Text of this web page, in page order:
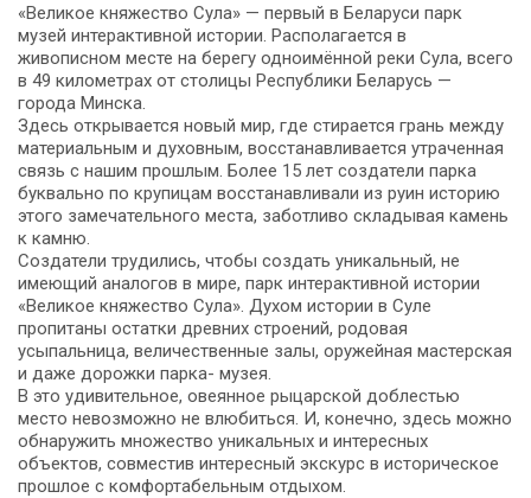
«Великое княжество Сула» — первый в Беларуси парк
музей интерактивной истории. Располагается в
живописном месте на берегу одноимённой реки Сула, всего
в 49 километрах от столицы Республики Беларусь —
города Минска.
Здесь открывается новый мир, где стирается грань между
материальным и духовным, восстанавливается утраченная
связь с нашим прошлым. Более 15 лет создатели парка
буквально по крупицам восстанавливали из руин историю
этого замечательного места, заботливо складывая камень
к камню.
Создатели трудились, чтобы создать уникальный, не
имеющий аналогов в мире, парк интерактивной истории
«Великое княжество Сула». Духом истории в Суле
пропитаны остатки древних строений, родовая
усыпальница, величественные залы, оружейная мастерская
и даже дорожки парка- музея.
В это удивительное, овеянное рыцарской доблестью
место невозможно не влюбиться. И, конечно, здесь можно
обнаружить множество уникальных и интересных
объектов, совместив интересный экскурс в историческое
прошлое с комфортабельным отдыхом.